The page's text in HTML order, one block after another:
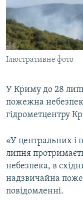
ВІДЕОУРОКИ «ELIFBE»
СВІДЧЕННЯ ОКУПАЦІЇ
УКРАЇНСЬКА
ІНФОГРАФІКА
Русский
Qırımtatar
ДОЛУЧАЙСЯ!
Усі сайти RFE/RL
Ілюстративне фото
У Криму до 28
пожежна
гідрометцентру
«У центральних і
липня
небезпека, в
надзвичайна
повідомленні.